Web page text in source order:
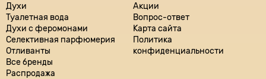
Духи
Туалетная вода
Духи с феромонами
Селективная парфюмерия
Отливанты
Все бренды
Распродажа
Акции
Вопрос-ответ
Карта сайта
Политика
конфиденциальности